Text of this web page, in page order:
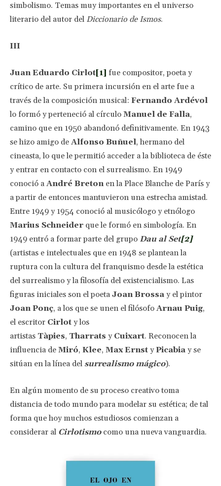
simbolismo. Temas muy importantes en el universo
literario del autor del Diccionario de Ismos.
III
Juan Eduardo Cirlot[1] fue compositor, poeta y
crítico de arte. Su primera incursión en el arte fue a
través de la composición musical: Fernando Ardévol
lo formó y perteneció al círculo Manuel de Falla,
camino que en 1950 abandonó definitivamente. En 1943
se hizo amigo de Alfonso Buñuel, hermano del
cineasta, lo que le permitió acceder a la biblioteca de éste
y entrar en contacto con el surrealismo. En 1949
conoció a André Breton en la Place Blanche de París y
a partir de entonces mantuvieron una estrecha amistad.
Entre 1949 y 1954 conoció al musicólogo y etnólogo
Marius Schneider que le formó en simbología. En
1949 entró a formar parte del grupo Dau al Set[2]
(artistas e intelectuales que en 1948 se plantean la
ruptura con la cultura del franquismo desde la estética
del surrealismo y la filosofía del existencialismo. Las
figuras iniciales son el poeta Joan Brossa y el pintor
Joan Ponç, a los que se unen el filósofo Arnau Puig,
el escritor Cirlot y los
artistas Tàpies, Tharrats y Cuixart. Reconocen la
influencia de Miró, Klee, Max Ernst yPicabia y se
sitúan en la línea del surrealismo mágico).
En algún momento de su proceso creativo toma
distancia de todo mundo para modelar su estética; de tal
forma que hoy muchos estudiosos comienzan a
considerar al Cirlotismocomo una nueva vanguardia.